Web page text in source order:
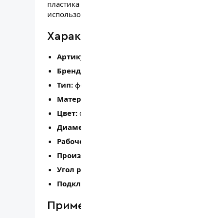
пластика (полиамида), обеспечивает
использования на автомойках и в
Характеристики
Артикул производителя:
Бренд:
Тип: форсунка для спреера / пеногенератора
Материал:
Цвет: синий
Диаметр сопла:
Рабочее давление:
Производительность:
Угол распыла:
Подключение:
Применение